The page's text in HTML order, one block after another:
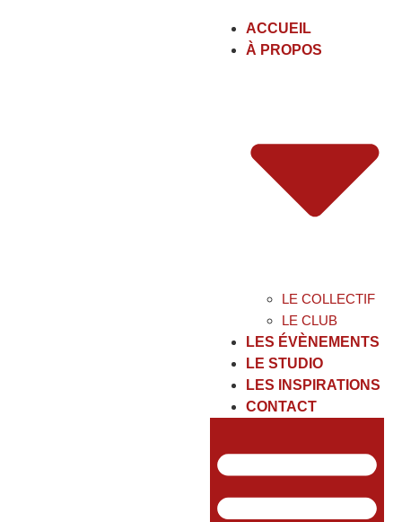
ACCUEIL
À PROPOS
LE COLLECTIF
LE CLUB
LES ÉVÈNEMENTS
LE STUDIO
LES INSPIRATIONS
CONTACT